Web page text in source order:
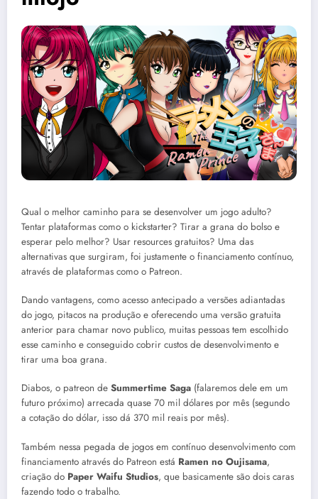
Qual o melhor caminho para se desenvolver um jogo adulto?
Tentar plataformas como o kickstarter? Tirar a grana do bolso e
esperar pelo melhor? Usar resources gratuitos? Uma das
alternativas que surgiram, foi justamente o financiamento contínuo,
através de plataformas como o Patreon.
Dando vantagens, como acesso antecipado a versões adiantadas
do jogo, pitacos na produção e oferecendo uma versão gratuita
anterior para chamar novo publico, muitas pessoas tem escolhido
esse caminho e conseguido cobrir custos de desenvolvimento e
tirar uma boa grana.
Diabos, o patreon de Summertime Saga (falaremos dele em um
futuro próximo) arrecada quase 70 mil dólares por mês (segundo
a cotação do dólar, isso dá 370 mil reais por mês).
Também nessa pegada de jogos em contínuo desenvolvimento com
financiamento através do Patreon está Ramen no Oujisama,
criação do Paper Waifu Studios, que basicamente são dois caras
fazendo todo o trabalho.